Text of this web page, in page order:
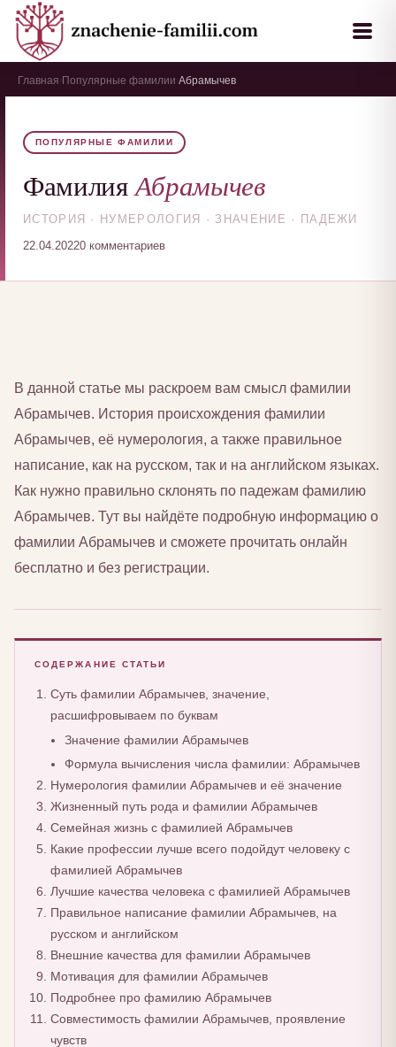
Главная Популярные фамилии Абрамычев
ПОПУЛЯРНЫЕ ФАМИЛИИ
ФамилияАбрамычев
ИСТОРИЯ · НУМЕРОЛОГИЯ · ЗНАЧЕНИЕ · ПАДЕЖИ
22.04.20220 комментариев
В данной статье мы раскроем вам смысл фамилии
Абрамычев. История происхождения фамилии
Абрамычев, её нумерология, а также правильное
написание, как на русском, так и на английском языках.
Как нужно правильно склонять по падежам фамилию
Абрамычев. Тут вы найдёте подробную информацию о
фамилии Абрамычев и сможете прочитать онлайн
бесплатно и без регистрации.
СОДЕРЖАНИЕ СТАТЬИ
Суть фамилии Абрамычев, значение,
расшифровываем по буквам
Значение фамилии Абрамычев
Формула вычисления числа фамилии: Абрамычев
Нумерология фамилии Абрамычев и её значение
Жизненный путь рода и фамилии Абрамычев
Семейная жизнь с фамилией Абрамычев
Какие профессии лучше всего подойдут человеку с
фамилией Абрамычев
Лучшие качества человека с фамилией Абрамычев
Правильное написание фамилии Абрамычев, на
русском и английском
Внешние качества для фамилии Абрамычев
Мотивация для фамилии Абрамычев
Подробнее про фамилию Абрамычев
Совместимость фамилии Абрамычев, проявление
чувств